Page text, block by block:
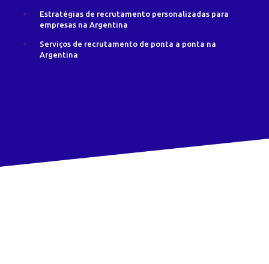
Estratégias de recrutamento personalizadas para
empresas na Argentina
Serviços de recrutamento de ponta a ponta na
Argentina